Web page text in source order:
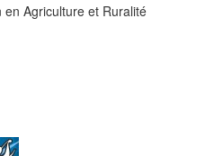
Agriculture et Ruralité